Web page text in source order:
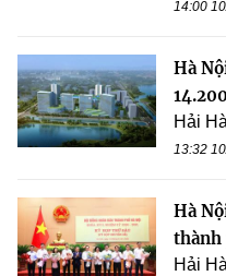
14:00
Hà
Hải Hà
13:32
Hà
thành
Hải Hà